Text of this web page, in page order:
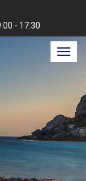
- 17:30